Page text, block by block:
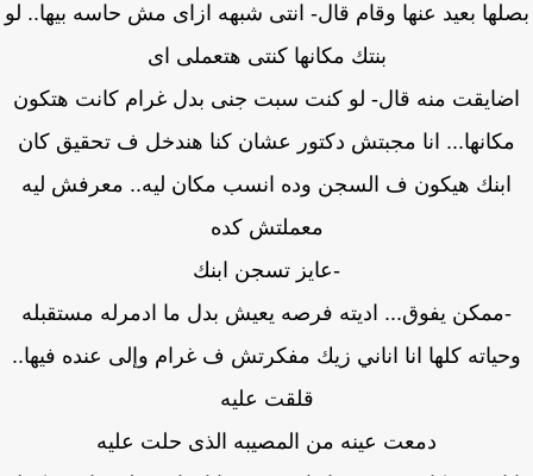
بعيد عنها وقام قال- انتى شبهه ازاى مش حاسه بيها.. لو
بنتك مكانها كنتى هتعملى اى
منه قال- لو كنت سبت جنى بدل غرام كانت هتكون
انا مجبتش دكتور عشان كنا هندخل ف تحقيق كان
ابنك هيكون ف السجن وده انسب مكان ليه.. معرفش ليه
معملتش كده
-عايز تسجن ابنك
-ممكن يفوق... اديته فرصه يعيش بدل ما ادمرله مستقبله
كلها انا اناني زيك مفكرتش ف غرام وإلى عنده فيها..
قلقت عليه
دمعت عينه من المصيبه الذى حلت عليه